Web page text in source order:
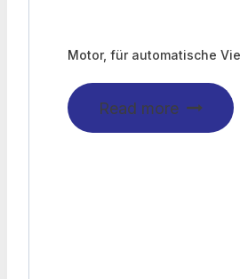
Motor, für automatische
Read more